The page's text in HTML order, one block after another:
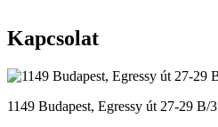
Kapcsolat
1149 Budapest, Egressy út 27-29 B/3